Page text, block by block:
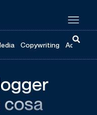
Copywriting
cosa